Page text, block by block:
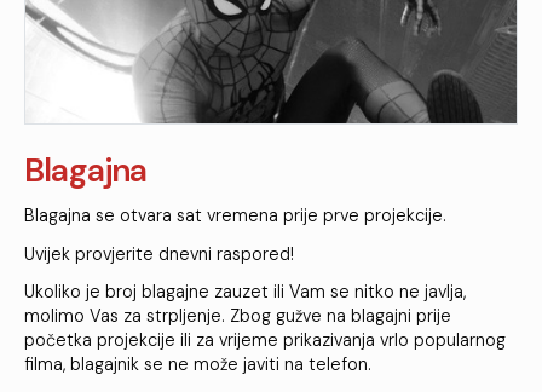
Blagajna
Blagajna se otvara sat vremena prije prve projekcije.
Uvijek provjerite dnevni raspored!
Ukoliko je broj blagajne zauzet ili Vam se nitko ne javlja,
molimo Vas za strpljenje. Zbog gužve na blagajni prije
početka projekcije ili za vrijeme prikazivanja vrlo popularnog
filma, blagajnik se ne može javiti na telefon.